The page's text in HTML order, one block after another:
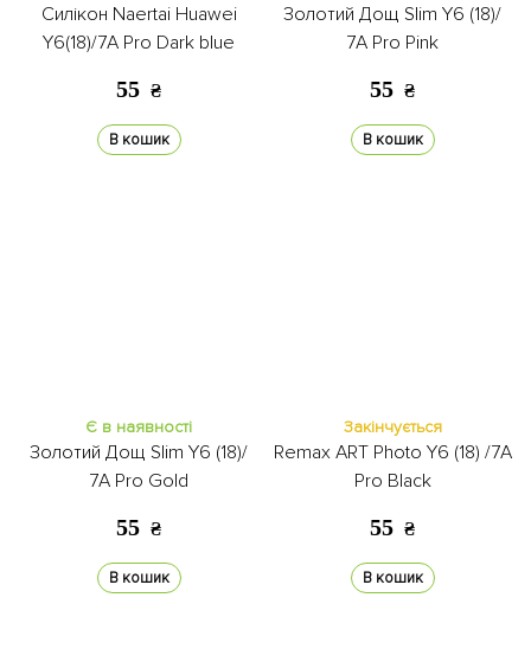
Силікон Naertai Huawei
Y6(18)/7A Pro Dark blue
55 ₴
В кошик
Золотий Дощ Slim Y6 (18)/
7A Pro Pink
55 ₴
В кошик
Є в наявності
Золотий Дощ Slim Y6 (18)/
7A Pro Gold
55 ₴
В кошик
Закінчується
Remax ART Photo Y6 (18) /7A
Pro Black
55 ₴
В кошик